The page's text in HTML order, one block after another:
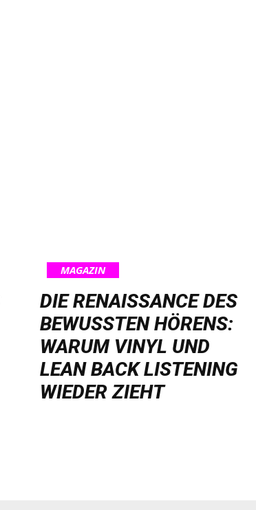
MAGAZIN
DIE RENAISSANCE DES
BEWUSSTEN HÖRENS:
WARUM VINYL UND
LEAN BACK LISTENING
WIEDER ZIEHT